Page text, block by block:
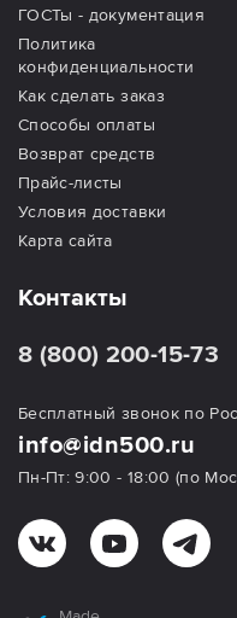
ГОСТы - документация
Политика
конфиденциальности
Как сделать заказ
Способы оплаты
Возврат средств
Прайс-листы
Условия доставки
Карта сайта
Контакты
8 (800) 200-15-73
Бесплатный звонок по
info@idn500.ru
Пн-Пт: 9:00 - 18:00 (по